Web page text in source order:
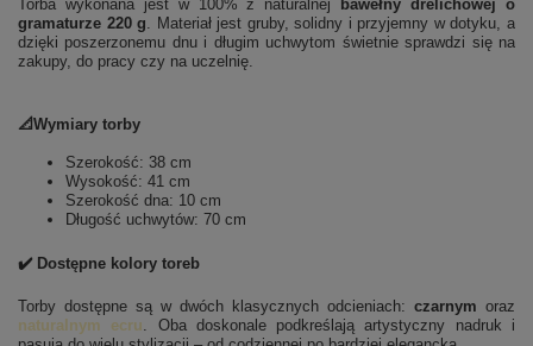
Torba wykonana jest w 100% z naturalnej bawełny drelichowej o
gramaturze 220 g . Materiał jest gruby, solidny i przyjemny w dotyku, a
dzięki poszerzonemu dnu i długim uchwytom świetnie sprawdzi się na
zakupy, do pracy czy na uczelnię.
📐Wymiary torby
Szerokość: 38 cm
Wysokość: 41 cm
Szerokość dna: 10 cm
Długość uchwytów: 70 cm
✔️ Dostępne kolory toreb
Torby dostępne są w dwóch klasycznych odcieniach: czarnym oraz
naturalnym ecru . Oba doskonale podkreślają artystyczny nadruk i